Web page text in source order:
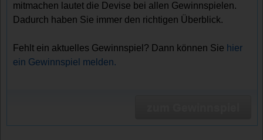
mitmachen lautet die Devise bei allen Gewinnspielen.
Dadurch haben Sie immer den richtigen Überblick.
Fehlt ein aktuelles Gewinnspiel? Dann können Sie hier
ein Gewinnspiel melden.